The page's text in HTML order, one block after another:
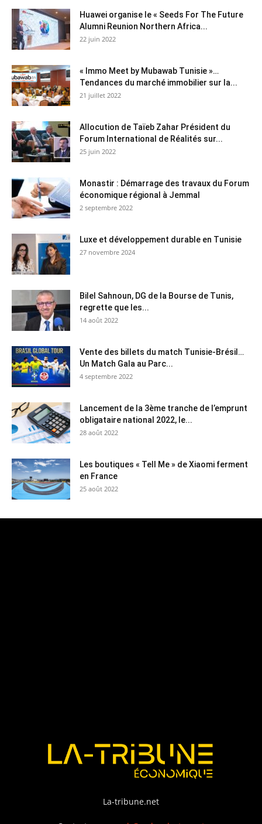
Huawei organise le « Seeds For The Future
Alumni Reunion Northern Africa...
22 juin 2022
« Immo Meet by Mubawab Tunisie »…
Tendances du marché immobilier sur la...
21 juillet 2022
Allocution de Taïeb Zahar Président du
Forum International de Réalités sur...
25 juin 2022
Monastir : Démarrage des travaux du Forum
économique régional à Jemmal
2 septembre 2022
Luxe et développement durable en Tunisie
27 novembre 2024
Bilel Sahnoun, DG de la Bourse de Tunis,
regrette que les...
14 août 2022
Vente des billets du match Tunisie-Brésil…
Un Match Gala au Parc...
4 septembre 2022
Lancement de la 3ème tranche de l’emprunt
obligataire national 2022, le...
28 août 2022
Les boutiques « Tell Me » de Xiaomi ferment
en France
25 août 2022
La-tribune.net